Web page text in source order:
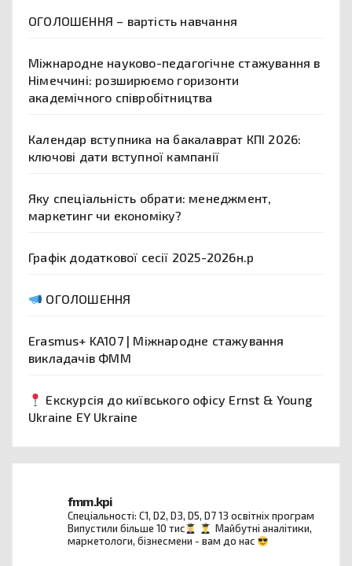
ОГОЛОШЕННЯ – вартість навчання
Міжнародне науково-педагогічне стажування в
Німеччині: розширюємо горизонти
академічного співробітництва
Календар вступника на бакалаврат КПІ 2026:
ключові дати вступної кампанії
Яку спеціальність обрати: менеджмент,
маркетинг чи економіку?
Графік додаткової сесії 2025-2026н.р
ОГОЛОШЕННЯ
Erasmus+ KA107 | Міжнародне стажування
викладачів ФММ
Екскурсія до київського офісу Ernst & Young
Ukraine EY Ukraine
fmm.kpi
Спеціальності: C1, D2, D3, D5, D713 освітніх програм
Випустили більше 10 тис
Майбутні аналітики,
маркетологи, бізнесмени - вам до нас